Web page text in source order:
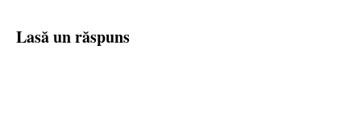
Lasă un răspuns